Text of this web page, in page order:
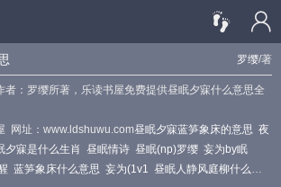
罗缨/著
者：罗缨所著，乐读书屋免费提供昼眠夕寐什么意思全
网址：www.ldshuwu.com昼眠夕寐蓝笋象床的意思 夜
夕寐是什么生肖 昼眠情诗 昼眠(np)罗缨 妄为by眠
蓝笋象床什么意思 妄为(1v1 昼眠人静风庭柳什么意